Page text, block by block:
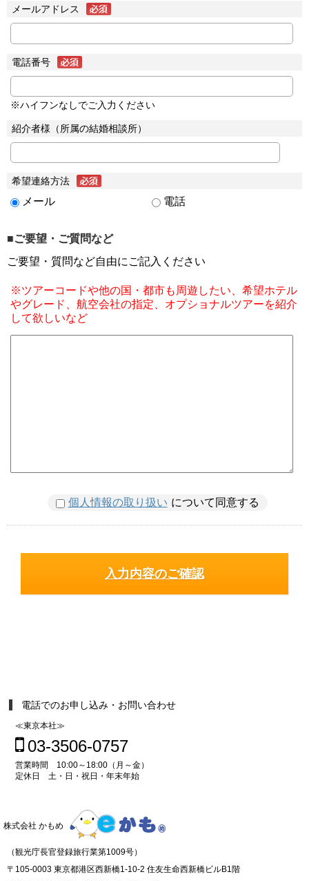
メールアドレス
電話番号
※ハイフンなしでご入力ください
紹介者様（所属の結婚相談所）
希望連絡方法
メール 電話
■ご要望・ご質問など
ご要望・質問など自由にご記入ください
※ツアーコードや他の国・都市も周遊したい、希望ホテル
やグレード、航空会社の指定、オプショナルツアーを紹介
して欲しいなど
個人情報の取り扱い について同意する
電話でのお申し込み・お問い合わせ
≪東京本社≫
03-3506-0757
営業時間 10:00～18:00（月～金）
定休日 土・日・祝日・年末年始
株式会社 かもめ
（観光庁長官登録旅行業第1009号）
〒105-0003 東京都港区西新橋1-10-2 住友生命西新橋ビルB1階